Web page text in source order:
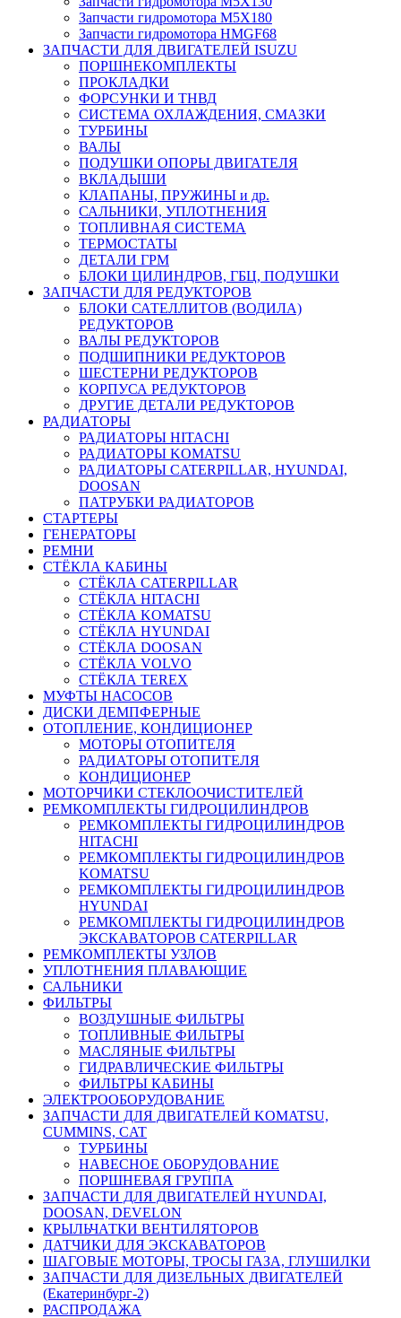
Запчасти гидромотора M5X180
Запчасти гидромотора HMGF68
ЗАПЧАСТИ ДЛЯ ДВИГАТЕЛЕЙ ISUZU
ПОРШНЕКОМПЛЕКТЫ
ПРОКЛАДКИ
ФОРСУНКИ И ТНВД
СИСТЕМА ОХЛАЖДЕНИЯ, СМАЗКИ
ТУРБИНЫ
ВАЛЫ
ПОДУШКИ ОПОРЫ ДВИГАТЕЛЯ
ВКЛАДЫШИ
КЛАПАНЫ, ПРУЖИНЫ и др.
САЛЬНИКИ, УПЛОТНЕНИЯ
ТОПЛИВНАЯ СИСТЕМА
ТЕРМОСТАТЫ
ДЕТАЛИ ГРМ
БЛОКИ ЦИЛИНДРОВ, ГБЦ, ПОДУШКИ
ЗАПЧАСТИ ДЛЯ РЕДУКТОРОВ
БЛОКИ САТЕЛЛИТОВ (ВОДИЛА)
РЕДУКТОРОВ
ВАЛЫ РЕДУКТОРОВ
ПОДШИПНИКИ РЕДУКТОРОВ
ШЕСТЕРНИ РЕДУКТОРОВ
КОРПУСА РЕДУКТОРОВ
ДРУГИЕ ДЕТАЛИ РЕДУКТОРОВ
РАДИАТОРЫ
РАДИАТОРЫ HITACHI
РАДИАТОРЫ KOMATSU
РАДИАТОРЫ CATERPILLAR, HYUNDAI,
DOOSAN
ПАТРУБКИ РАДИАТОРОВ
СТАРТЕРЫ
ГЕНЕРАТОРЫ
РЕМНИ
СТЁКЛА КАБИНЫ
СТЁКЛА CATERPILLAR
СТЁКЛА HITACHI
СТЁКЛА KOMATSU
СТЁКЛА HYUNDAI
СТЁКЛА DOOSAN
СТЁКЛА VOLVO
СТЁКЛА TEREX
МУФТЫ НАСОСОВ
ДИСКИ ДЕМПФЕРНЫЕ
ОТОПЛЕНИЕ, КОНДИЦИОНЕР
МОТОРЫ ОТОПИТЕЛЯ
РАДИАТОРЫ ОТОПИТЕЛЯ
КОНДИЦИОНЕР
МОТОРЧИКИ СТЕКЛООЧИСТИТЕЛЕЙ
РЕМКОМПЛЕКТЫ ГИДРОЦИЛИНДРОВ
РЕМКОМПЛЕКТЫ ГИДРОЦИЛИНДРОВ
HITACHI
РЕМКОМПЛЕКТЫ ГИДРОЦИЛИНДРОВ
KOMATSU
РЕМКОМПЛЕКТЫ ГИДРОЦИЛИНДРОВ
HYUNDAI
РЕМКОМПЛЕКТЫ ГИДРОЦИЛИНДРОВ
ЭКСКАВАТОРОВ CATERPILLAR
РЕМКОМПЛЕКТЫ УЗЛОВ
УПЛОТНЕНИЯ ПЛАВАЮЩИЕ
САЛЬНИКИ
ФИЛЬТРЫ
ВОЗДУШНЫЕ ФИЛЬТРЫ
ТОПЛИВНЫЕ ФИЛЬТРЫ
МАСЛЯНЫЕ ФИЛЬТРЫ
ГИДРАВЛИЧЕСКИЕ ФИЛЬТРЫ
ФИЛЬТРЫ КАБИНЫ
ЭЛЕКТРООБОРУДОВАНИЕ
ЗАПЧАСТИ ДЛЯ ДВИГАТЕЛЕЙ KOMATSU,
CUMMINS, CAT
ТУРБИНЫ
НАВЕСНОЕ ОБОРУДОВАНИЕ
ПОРШНЕВАЯ ГРУППА
ЗАПЧАСТИ ДЛЯ ДВИГАТЕЛЕЙ HYUNDAI,
DOOSAN, DEVELON
КРЫЛЬЧАТКИ ВЕНТИЛЯТОРОВ
ДАТЧИКИ ДЛЯ ЭКСКАВАТОРОВ
ШАГОВЫЕ МОТОРЫ, ТРОСЫ ГАЗА, ГЛУШИЛКИ
ЗАПЧАСТИ ДЛЯ ДИЗЕЛЬНЫХ ДВИГАТЕЛЕЙ
(Екатеринбург-2)
РАСПРОДАЖА